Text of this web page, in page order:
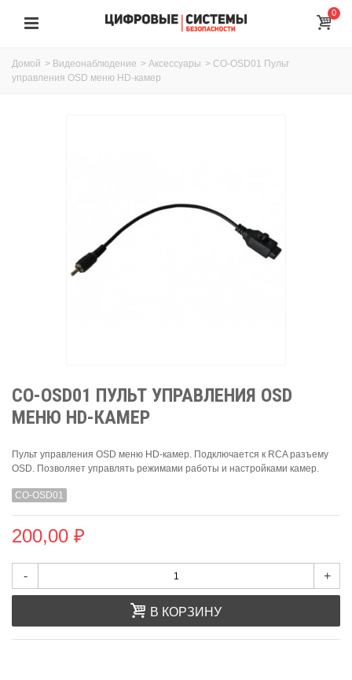
0
Домой > Видеонаблюдение > Аксессуары > CO-OSD01 Пульт
управления OSD меню HD-камер
CO-OSD01 ПУЛЬТ УПРАВЛЕНИЯ OSD
МЕНЮ HD-КАМЕР
Пульт управления OSD меню HD-камер. Подключается к RCA разъему
OSD. Позволяет управлять режимами работы и настройками камер.
CO-OSD01
200,00 ₽
- +
В КОРЗИНУ